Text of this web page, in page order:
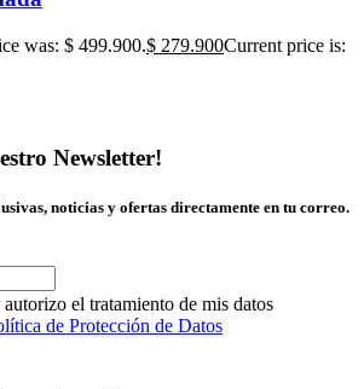
was: $ 499.900.$ 279.900Current price is:
Newsletter!
noticias y ofertas directamente en tu correo.
el tratamiento de mis datos
de Protección de Datos